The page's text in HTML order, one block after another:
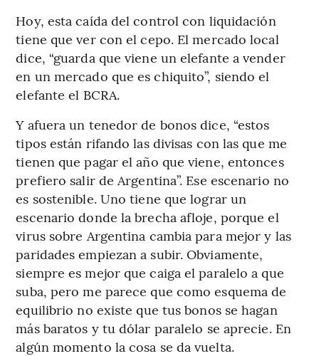
Hoy, esta caída del control con liquidación
tiene que ver con el cepo. El mercado local
dice, “guarda que viene un elefante a vender
en un mercado que es chiquito”, siendo el
elefante el BCRA.
Y afuera un tenedor de bonos dice, “estos
tipos están rifando las divisas con las que me
tienen que pagar el año que viene, entonces
prefiero salir de Argentina”. Ese escenario no
es sostenible. Uno tiene que lograr un
escenario donde la brecha afloje, porque el
virus sobre Argentina cambia para mejor y las
paridades empiezan a subir. Obviamente,
siempre es mejor que caiga el paralelo a que
suba, pero me parece que como esquema de
equilibrio no existe que tus bonos se hagan
más baratos y tu dólar paralelo se aprecie. En
algún momento la cosa se da vuelta.